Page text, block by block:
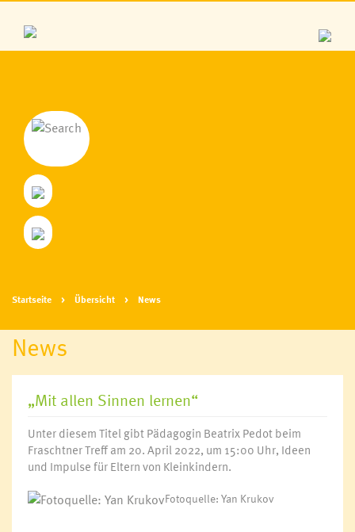
Startseite Übersicht News
News
„Mit allen Sinnen lernen“
Unter diesem Titel gibt Pädagogin Beatrix Pedot beim
Fraschtner Treff am 20. April 2022, um 15:00 Uhr, Ideen
und Impulse für Eltern von Kleinkindern.
Fotoquelle: Yan Krukov